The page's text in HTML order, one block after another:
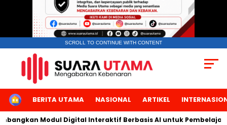
SCROLL TO CONTINUE WITH CONTENT
HOMEBERITA UTAMA NASIONAL ARTIKEL
Modul Digital Interaktif Berbasis AI untuk Pembelajaran